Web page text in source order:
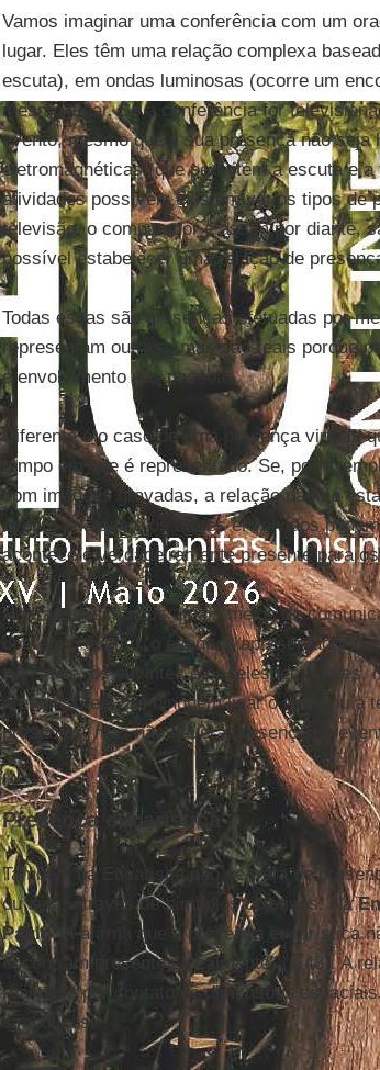
Vamos imaginar uma conferência com um
lugar. Eles têm uma relação complexa
escuta), em ondas luminosas (ocorre um
mesmo lugar. Se a conferência for
evento, mesmo que a sua presença não
eletromagnéticas (que permitem a escuta e
atividades possíveis existem vários tipos de
televisão, o computador e assim por diante,
possível estabelecer uma relação de
Todas essas são presenças efetuadas por
representam outras), mas são reais porque
e envolvimento das pessoas.
Diferente é o caso de uma presença virtual,
tempo em que é representado. Se, por
com imagens gravadas, a relação não se
evento relatado e os atores envolvidos
acontece é verdadeiramente presente para
Na transmissão dos atuais meios de
operam o evento, o eventual apresentador
transmite, os ouvintes e os telespectadores,
presença real. Se ninguém ligar o rádio ou a
presentes, mas não haverá presença no
Presença eucarística
Também na Eucaristia não se trata de
ou seja, através de símbolos objetivos. Na
Paulo VI
afirma que a presença eucarística
encontram presentes localmente" (n 48). A
realizada por contato de dimensões
simbólicos.